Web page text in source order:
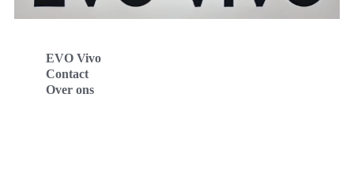
EVO Vivo
Contact
Over ons